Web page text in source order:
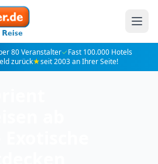
80 Veranstalter✓Fast 100.000 Hotels
zurück★seit 2003 an Ihrer Seite!